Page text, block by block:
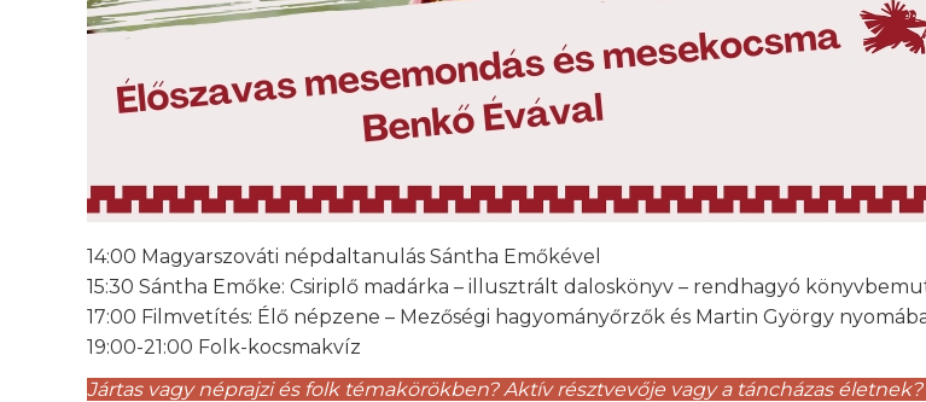
14:00 Magyarszováti népdaltanulás Sántha Emőkével
15:30 Sántha Emőke: Csiriplő madárka – illusztrált daloskönyv – rendhagyó
17:00 Filmvetítés: Élő népzene – Mezőségi hagyományőrzők és Martin György
19:00-21:00 Folk-kocsmakvíz
Jártas vagy néprajzi és folk témakörökben? Aktív résztvevője vagy a táncházas